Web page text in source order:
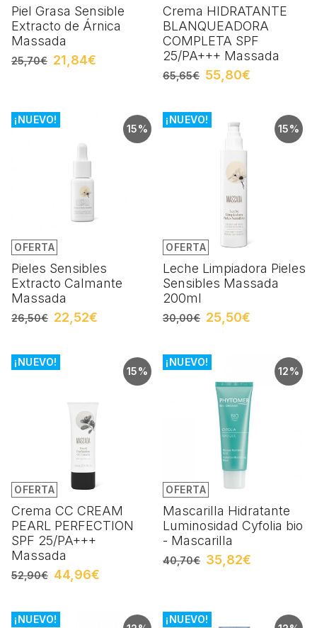
Piel Grasa Sensible
Extracto de Árnica
Massada
25,70€ 21,84€
Crema HIDRATANTE
BLANQUEADORA
COMPLETA SPF
25/PA+++ Massada
65,65€ 55,80€
15%
OFERTA
¡NUEVO!
Pieles Sensibles
Extracto Calmante
Massada
26,50€ 22,52€
15%
OFERTA
¡NUEVO!
Leche Limpiadora Pieles
Sensibles Massada
200ml
30,00€ 25,50€
15%
OFERTA
¡NUEVO!
Crema CC CREAM
PEARL PERFECTION
SPF 25/PA+++
Massada
52,90€ 44,96€
12%
OFERTA
¡NUEVO!
Mascarilla Hidratante
Luminosidad Cyfolia bio
- Mascarilla
40,70€ 35,82€
¡NUEVO! ¡NUEVO!